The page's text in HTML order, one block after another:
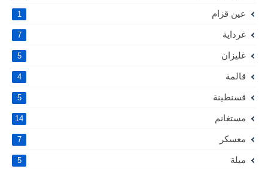
عين قزام 1
غرداية 7
غليزان 5
قالمة 4
قسنطينة 5
مستغانم 14
معسكر 7
ميلة 5